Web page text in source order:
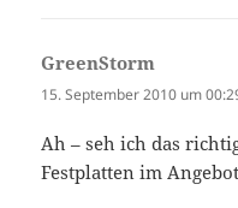
GreenStorm
15. September 2010 um
Ah – seh ich das
Festplatten im